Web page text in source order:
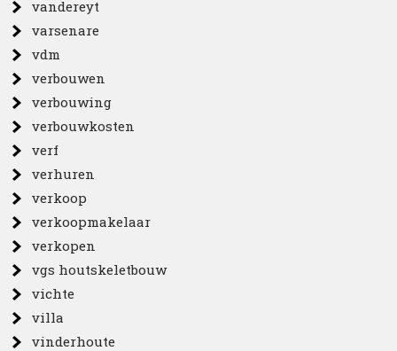
vandereyt
varsenare
vdm
verbouwen
verbouwing
verbouwkosten
verf
verhuren
verkoop
verkoopmakelaar
verkopen
vgs houtskeletbouw
vichte
villa
vinderhoute